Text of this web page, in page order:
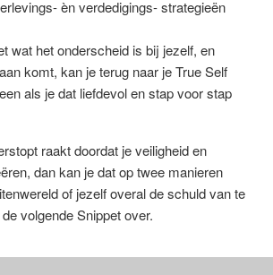
èn verdedigings- strategieën
wat het onderscheid is bij jezelf, en
komt, kan je terug naar je True Self
als je dat liefdevol en stap voor stap
raakt doordat je veiligheid en
dan kan je dat op twee manieren
of jezelf overal de schuld van te
volgende Snippet over.